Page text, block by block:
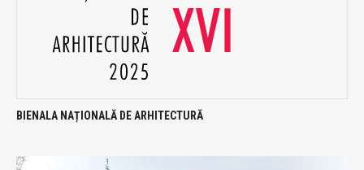
BIENALA NAȚIONALĂ DE ARHITECTURĂ